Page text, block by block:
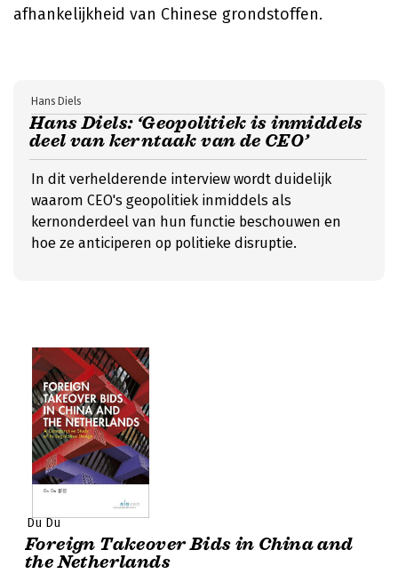
afhankelijkheid van Chinese grondstoffen.
Hans Diels: ‘Geopolitiek is inmiddels
deel van kerntaak van de CEO’
Hans Diels
In dit verhelderende interview wordt duidelijk
waarom CEO's geopolitiek inmiddels als
kernonderdeel van hun functie beschouwen en
hoe ze anticiperen op politieke disruptie.
Du Du
Foreign Takeover Bids in China and
the Netherlands